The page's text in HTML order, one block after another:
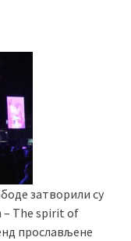
затворили су
– The spirit of
прослављене